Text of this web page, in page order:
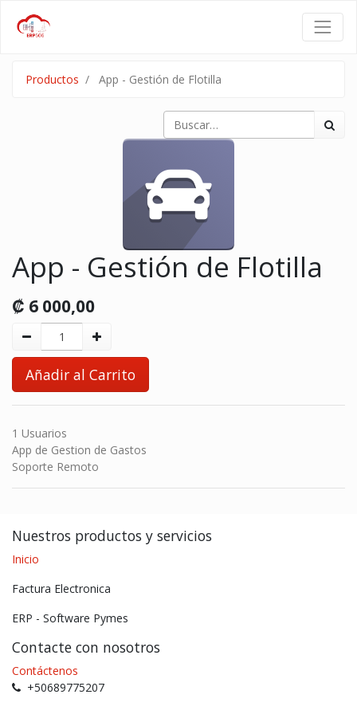
Productos App - Gestión de Flotilla
App - Gestión de Flotilla
₡ 6 000,00
Añadir al Carrito
1 Usuarios
App de Gestion de Gastos
Soporte Remoto
Nuestros productos y servicios
Inicio
Factura Electronica
ERP - Software Pymes
Contacte con nosotros
Contáctenos
+50689775207